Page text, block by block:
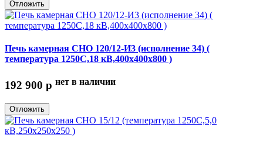
Отложить
Печь камерная СНО 120/12-И3 (исполнение 34) (
температура 1250С,18 кВ,400х400х800 )
192 900 p нет в наличии
Отложить